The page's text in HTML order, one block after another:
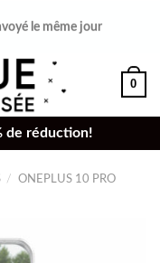
le même jour
0
de réduction!
/ ONEPLUS 10 PRO